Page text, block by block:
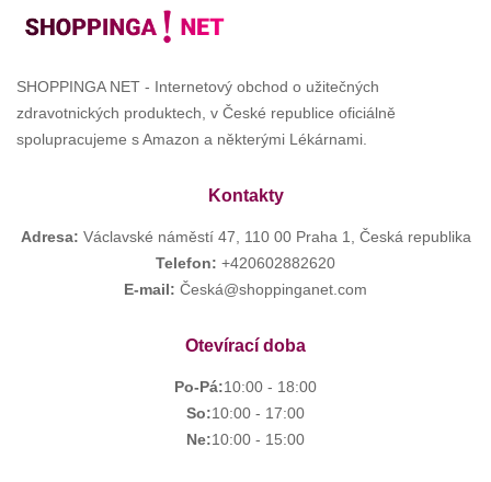
SHOPPINGA NET - Internetový obchod o užitečných
zdravotnických produktech, v České republice oficiálně
spolupracujeme s Amazon a některými Lékárnami.
Kontakty
Adresa: Václavské náměstí 47, 110 00 Praha 1, Česká republika
Telefon: +420602882620
E-mail: Česká@shoppinganet.com
Otevírací doba
Po-Pá:10:00 - 18:00
So:10:00 - 17:00
Ne:10:00 - 15:00